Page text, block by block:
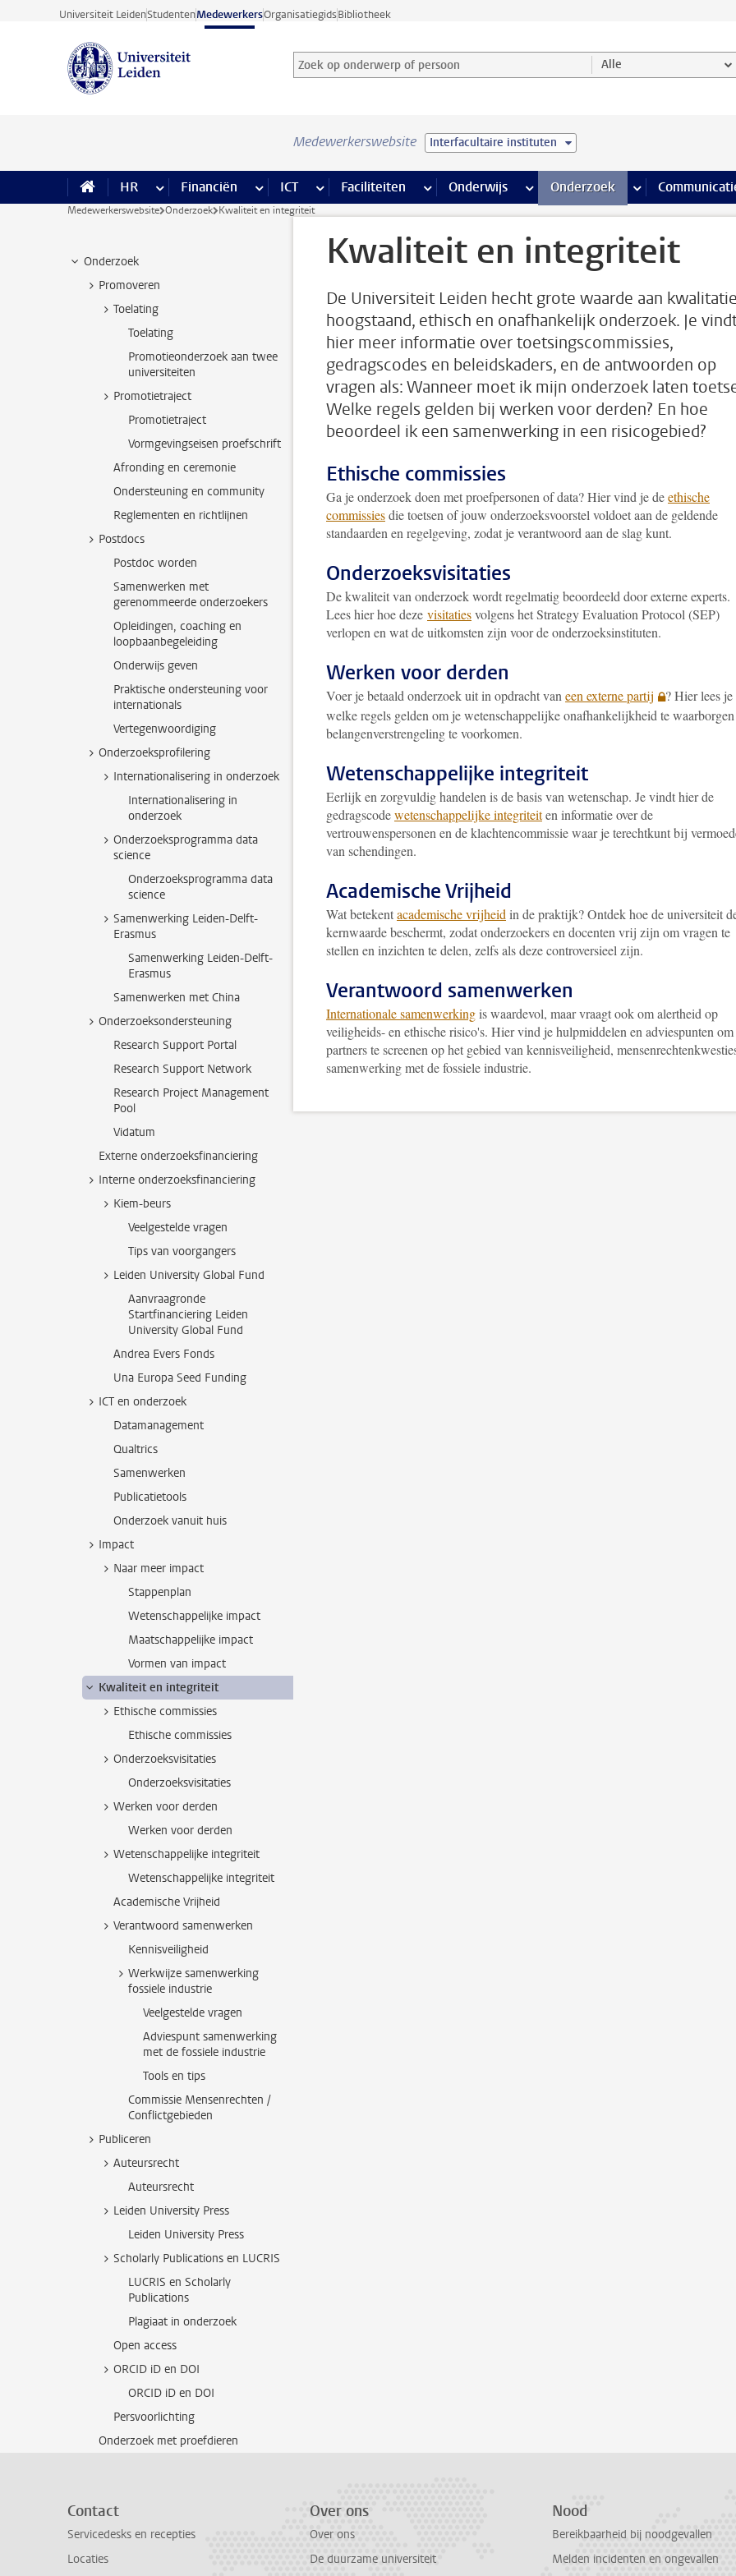
Ga direct naar de inhoud
Universiteit LeidenStudentenMedewerkersOrganisatiegidsBibliotheek
Zoek op onderwerp of persoon en selecteer categorie
Zoekterm Alle
Medewerkerswebsite Interfacultaire instituten
HR meer HR pagina’s
Financiën meer Financiën pagina’s
ICT meer ICT pagina’s
Faciliteiten meer Faciliteiten pagina’s
Onderwijs meer Onderwijs pagina’s
Onderzoek meer Onderzoek
Medewerkerswebsite Onderzoek Kwaliteit en integriteit
Onderzoek
Promoveren
Toelating
Toelating
Promotieonderzoek aan twee
universiteiten
Promotietraject
Promotietraject
Vormgevingseisen proefschrift
Afronding en ceremonie
Ondersteuning en community
Reglementen en richtlijnen
Postdocs
Postdoc worden
Samenwerken met
gerenommeerde onderzoekers
Opleidingen, coaching en
loopbaanbegeleiding
Onderwijs geven
Praktische ondersteuning voor
internationals
Vertegenwoordiging
Onderzoeksprofilering
Internationalisering in onderzoek
Internationalisering in
onderzoek
Onderzoeksprogramma data
science
Onderzoeksprogramma data
science
Samenwerking Leiden-Delft-
Erasmus
Samenwerking Leiden-Delft-
Erasmus
Samenwerken met China
Onderzoeksondersteuning
Research Support Portal
Research Support Network
Research Project Management
Pool
Vidatum
Externe onderzoeksfinanciering
Interne onderzoeksfinanciering
Kiem-beurs
Veelgestelde vragen
Tips van voorgangers
Leiden University Global Fund
Aanvraagronde
Startfinanciering Leiden
University Global Fund
Andrea Evers Fonds
Una Europa Seed Funding
ICT en onderzoek
Datamanagement
Qualtrics
Samenwerken
Publicatietools
Onderzoek vanuit huis
Impact
Naar meer impact
Stappenplan
Wetenschappelijke impact
Maatschappelijke impact
Vormen van impact
Kwaliteit en integriteit
Ethische commissies
Ethische commissies
Onderzoeksvisitaties
Onderzoeksvisitaties
Werken voor derden
Werken voor derden
Wetenschappelijke integriteit
Wetenschappelijke integriteit
Academische Vrijheid
Verantwoord samenwerken
Kennisveiligheid
Werkwijze samenwerking
fossiele industrie
Veelgestelde vragen
Adviespunt samenwerking
met de fossiele industrie
Tools en tips
Commissie Mensenrechten /
Conflictgebieden
Publiceren
Auteursrecht
Auteursrecht
Leiden University Press
Leiden University Press
Scholarly Publications en LUCRIS
LUCRIS en Scholarly
Publications
Plagiaat in onderzoek
Open access
ORCID iD en DOI
ORCID iD en DOI
Persvoorlichting
Onderzoek met proefdieren
Kwaliteit en integriteit
De Universiteit Leiden hecht grote waarde aan
hoogstaand, ethisch en onafhankelijk onderzoek. Je
hier meer informatie over toetsingscommissies,
gedragscodes en beleidskaders, en de antwoorden op
vragen als: Wanneer moet ik mijn onderzoek laten
Welke regels gelden bij werken voor derden? En hoe
beoordeel ik een samenwerking in een risicogebied?
Ethische commissies
Ga je onderzoek doen met proefpersonen of data? Hier vind je deethische
commissiesdie toetsen of jouw onderzoeksvoorstel voldoet aan de geldende
standaarden en regelgeving, zodat je verantwoord aan de slag kunt.
Onderzoeksvisitaties
De kwaliteit van onderzoek wordt regelmatig beoordeeld door externe experts.
Lees hier hoe deze visitatiesvolgens het Strategy Evaluation Protocol (SEP)
verlopen en wat de uitkomsten zijn voor de onderzoeksinstituten.
Werken voor derden
Voer je betaald onderzoek uit in opdracht van een externe partij
? Hier lees je
welke regels gelden om je wetenschappelijke onafhankelijkheid te
belangenverstrengeling te voorkomen.
Wetenschappelijke integriteit
Eerlijk en zorgvuldig handelen is de basis van wetenschap. Je vindt hier de
gedragscodewetenschappelijke integriteiten informatie over de
vertrouwenspersonen en de klachtencommissie waar je terechtkunt bij
van schendingen.
Academische Vrijheid
Wat betekentacademische vrijheidin de praktijk? Ontdek hoe de universiteit
kernwaarde beschermt, zodat onderzoekers en docenten vrij zijn om vragen te
stellen en inzichten te delen, zelfs als deze controversieel zijn.
Verantwoord samenwerken
Internationale samenwerkingis waardevol, maar vraagt ook om alertheid op
veiligheids- en ethische risico's. Hier vind je hulpmiddelen en adviespunten om
partners te screenen op het gebied van kennisveiligheid,
samenwerking met de fossiele industrie.
Contact
Servicedesks en recepties
Locaties
Over ons
Over ons
De duurzame universiteit
Nood
Bereikbaarheid bij noodgevallen
Melden incidenten en ongevallen